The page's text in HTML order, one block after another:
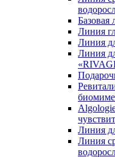
Линия
Линия
Линия
Линия
Линия